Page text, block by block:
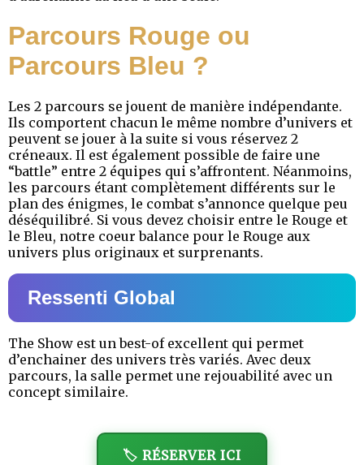
Parcours Rouge ou
Parcours Bleu ?
Les 2 parcours se jouent de manière indépendante.
Ils comportent chacun le même nombre d’univers et
peuvent se jouer à la suite si vous réservez 2
créneaux. Il est également possible de faire une
“battle” entre 2 équipes qui s’affrontent. Néanmoins,
les parcours étant complètement différents sur le
plan des énigmes, le combat s’annonce quelque peu
déséquilibré. Si vous devez choisir entre le Rouge et
le Bleu, notre coeur balance pour le Rouge aux
univers plus originaux et surprenants.
Ressenti Global
The Show est un best-of excellent qui permet
d’enchainer des univers très variés. Avec deux
parcours, la salle permet une rejouabilité avec un
concept similaire.
🏷️ RÉSERVER ICI